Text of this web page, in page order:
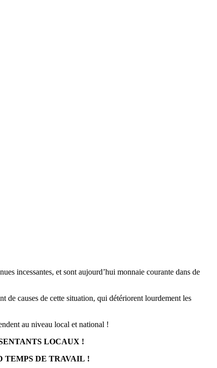
incessantes, et sont aujourd’hui monnaie courante dans de
causes de cette situation, qui détériorent lourdement les
au niveau local et national !
LOCAUX !
TEMPS DE TRAVAIL !